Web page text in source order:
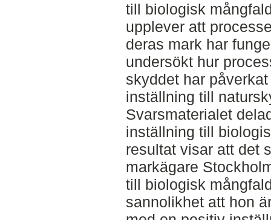
till biologisk
upplever att
deras mark har
undersökt hur
skyddet har
inställning till
Svarsmaterialet
inställning till
resultat visar att det
markägare
till biologisk
sannolikhet att hon